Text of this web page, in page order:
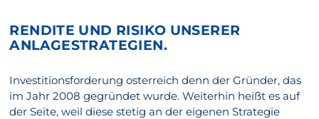
RENDITE UND RISIKO UNSERER
ANLAGESTRATEGIEN.
Investitionsforderung osterreich denn der Gründer, das
im Jahr 2008 gegründet wurde. Weiterhin heißt es auf
der Seite, weil diese stetig an der eigenen Strategie